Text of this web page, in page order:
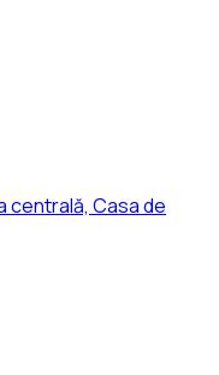
centrală, Casa de